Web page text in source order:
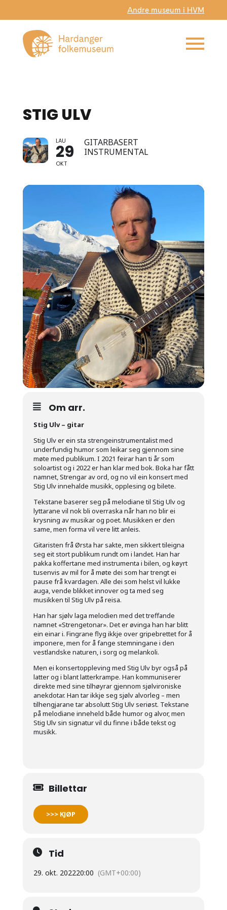
Andre museum i HVM
STIG ULV
LAU
29
OKT
GITARBASERT
INSTRUMENTAL
Om arr.
Stig Ulv – gitar
Stig Ulv er ein sta strengeinstrumentalist med
underfundig humor som leikar seg gjennom sine
møte med publikum. I 2021 feirar han ti år som
soloartist og i 2022 er han klar med bok. Boka har fått
namnet, Strengar av ord, og no vil ein konsert med
Stig Ulv innehalde musikk, opplesing og bilete.
Tekstane baserer seg på melodiane til Stig Ulv og
lyttarane vil nok bli overraska når han no blir ei
krysning av musikar og poet. Musikken er den
same, men forma vil vere litt anleis.
Gitaristen frå Ørsta har sakte, men sikkert tileigna
seg eit stort publikum rundt om i landet. Han har
pakka koffertane med instrumenta i bilen, og køyrt
tusenvis av mil for å møte dei som har trengt ei
pause frå kvardagen. Alle dei som helst vil lukke
auga, vende blikket innover og ta med seg
musikken til Stig Ulv på reisa.
Han har sjølv laga melodien med det treffande
namnet «Strengetonar». Det er øvinga han har blitt
ein einar i. Fingrane flyg ikkje over gripebrettet for å
imponere, men for å fange stemningane i den
vestlandske naturen, i sorg og melankoli.
Men ei konsertoppleving med Stig Ulv byr også på
latter og i blant latterkrampe. Han kommuniserer
direkte med sine tilhøyrar gjennom sjølvironiske
anekdotar. Han tar ikkje seg sjølv alvorleg – men
tilhengjarane tar absolutt Stig Ulv seriøst. Tekstane
på melodiane inneheld både humor og alvor, men
Stig Ulv sin signatur vil du finne i både tekstog
musikk.
Billettar
>>> KJØP
Tid
29. okt. 202220:00 (GMT+00:00)